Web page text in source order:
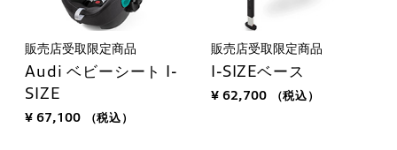
販売店受取限定商品
Audi ベビーシート I-
SIZE
¥ 67,100 （税込）
販売店受取限定商品
I-SIZEベース
¥ 62,700 （税込）